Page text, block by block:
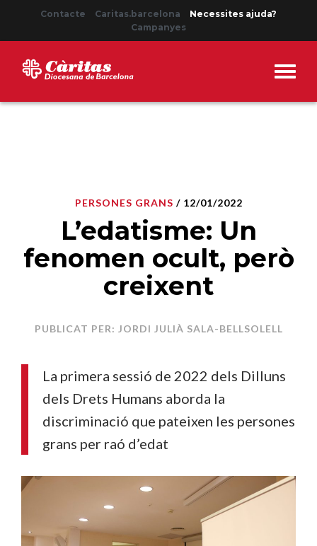
Contacte Caritas.barcelona
Necessites ajuda?
Campanyes
PERSONES GRANS / 12/01/2022
L’edatisme: Un
fenomen ocult, però
creixent
PUBLICAT PER: JORDI JULIÀ SALA-BELLSOLELL
La primera sessió de 2022 dels Dilluns
dels Drets Humans aborda la
discriminació que pateixen les persones
grans per raó d’edat